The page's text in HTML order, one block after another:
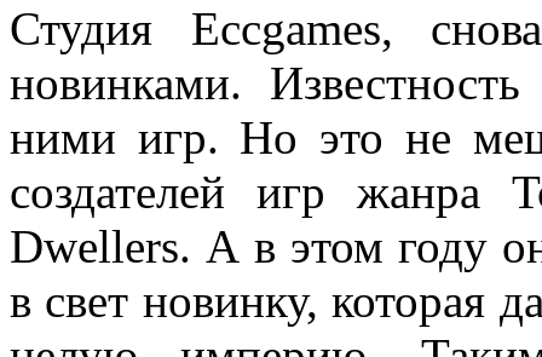
Студия Eccgames,
новинками.
ними игр. Но это не
создателей игр жанра
Dwellers. А в этом году
в свет новинку, которая